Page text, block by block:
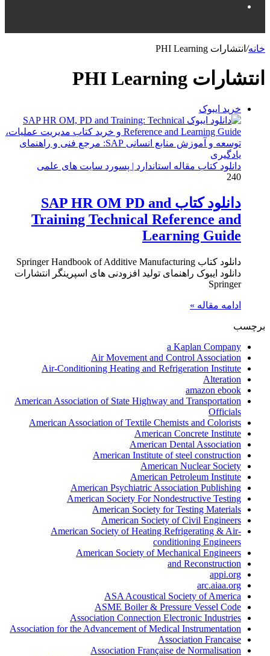
خانه/ انتشارات PHI Learning
انتشارات PHI Learning
خرید ایبوک
دانلود کتاب مقاله استاندارد | پسورد سایت های علمی
240
دانلود کتاب SAP HR OM PD and
Training Technical Reference and
Learning Guide
دانلود کتاب Springer Handbook of Additive Manufacturing
دانلود ایبوک راهنمای تولید افزودنی های اسپرینگر انتشارات
Springer
ادامه مقاله »
برچسب
a Kaplan Company
Air Movement and Control Association
Air-Conditioning Heating and Refrigeration Institute
Alteration
amazon ebook
American Association of State Highway and Transportation
Officials
American Association of Textile Chemists and Colorists
American Concrete Institute
American Dental Association
American Institute of steel construction
American Nuclear Society
American Petroleum Institute
American Psychiatric Association Publishing
American Society For Nondestructive Testing
American Society for Testing Materials
American Society of Civil Engineers
American Society of Heating Refrigerating & Air-
conditioning Engineers
American Society of Mechanical Engineers
and Reconstruction
appi.org
arc.aiaa.org
ASA Acoustical Society of America
ASME Boiler & Pressure Vessel Code
Association Connection Electronic Industries
Association for the Advancement of Medical Instrumentation
Association Francaise
Association Française de Normalisation